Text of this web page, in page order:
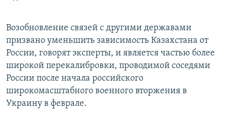
Возобновление связей с другими державами
призвано уменьшить зависимость Казахстана от
России, говорят эксперты, и является частью более
широкой перекалибровки, проводимой соседями
России после начала российского
широкомасштабного военного вторжения в
Украину в феврале.